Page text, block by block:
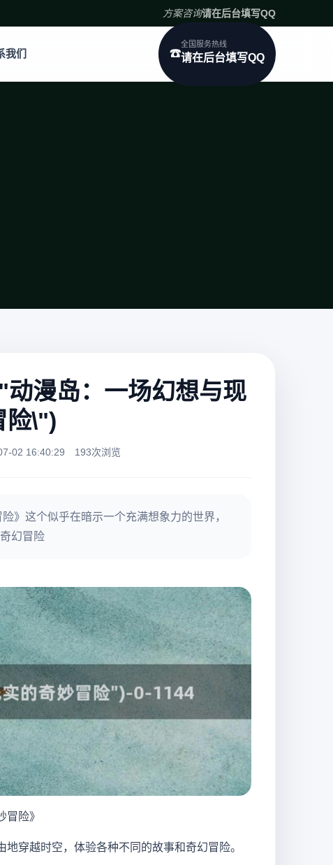
方案咨询请在后台填写QQ
我们 ☎
全国服务热线
请在后台填写QQ
漫岛：一场幻想与现
险\")
02 16:40:29 193次浏览
》这个似乎在暗示一个充满想象力的世界，
幻冒险
险》
穿越时空，体验各种不同的故事和奇幻冒险。